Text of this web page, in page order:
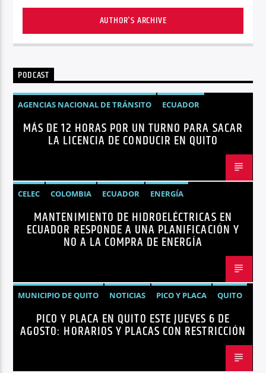
AUTHOR'S ARCHIVE
PODCAST
AGENCIAS NACIONAL DE TRÁNSITO
ECUADOR
LICENCIAS
NOTICIAS
MÁS DE 12 HORAS POR UN TURNO PARA SACAR
LA LICENCIA DE CONDUCIR EN QUITO
CELEC COLOMBIA ECUADOR
ENERGÍA
HIDROELÉCTRICAS
NOTICIAS
MANTENIMIENTO DE HIDROELÉCTRICAS EN
ECUADOR RESPONDE A UNA PLANIFICACIÓN Y
NO A LA COMPRA DE ENERGÍA
MUNICIPIO DE QUITO NOTICIAS PICO Y PLACA QUITO
PICO Y PLACA EN QUITO ESTE JUEVES 6 DE
AGOSTO: HORARIOS Y PLACAS CON RESTRICCIÓN